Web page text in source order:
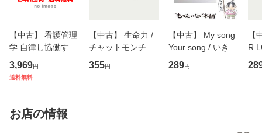
【中古】 看護管理
学 自律し協働する
専門職の看護マネ
ジメントスキル 改
恵 藤本幸三 / 南江
堂 [単行
3,969円
送料無料
【中古】 生命力 /
チャットモンチー /
キューンレコード
[CD]【メール便送
355円
【中古】 My song
Your song / いきも
のがかり / [CD]
【メール便送料無
289円
【
R
産
お店の情報